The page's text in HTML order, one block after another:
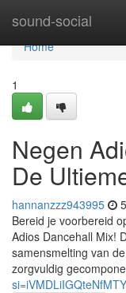
sound-social
Home
Home
1
Negen
De
hannanzzz943995
Bereid je voorbereid
Adios Dancehall Mix!
samensmelting van
zorgvuldig
si=iVMDLiIGQteNfMTY